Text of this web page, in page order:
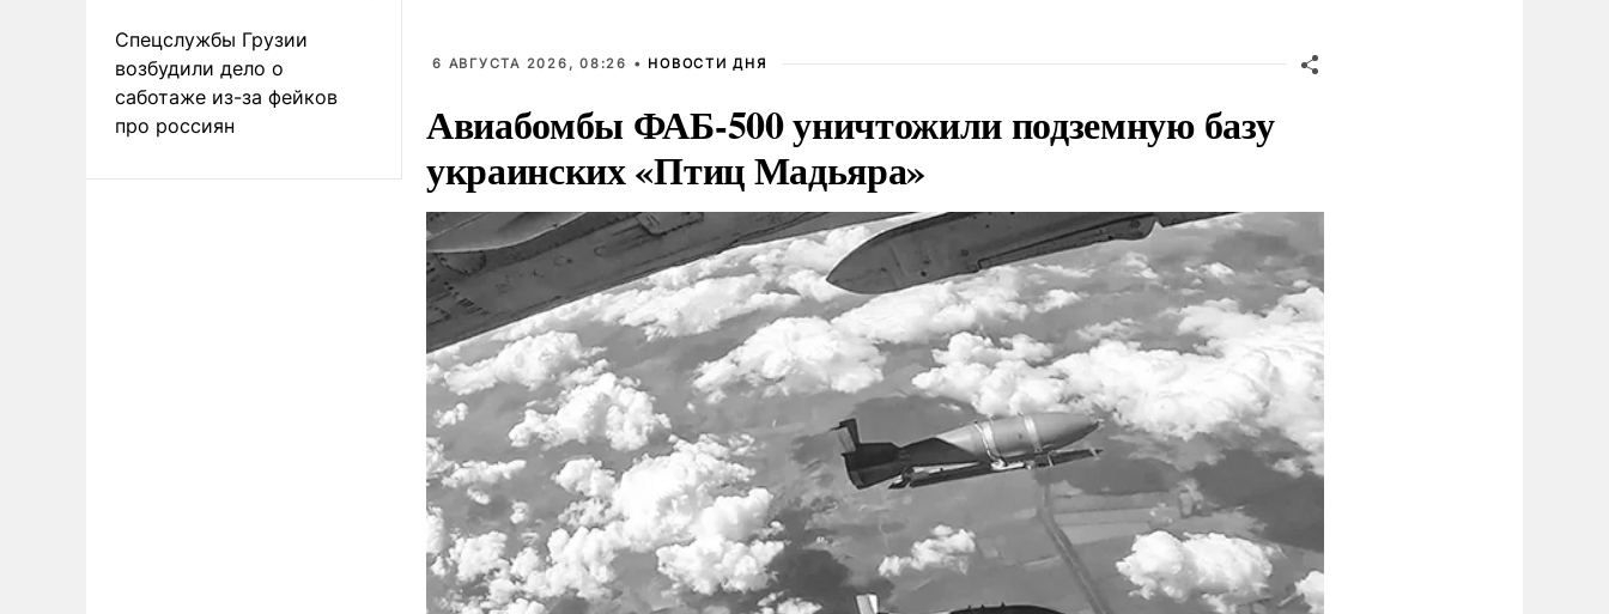
Спецслужбы Грузии
возбудили дело о
саботаже из-за фейков
про россиян
6 АВГУСТА 2026, 08:26 • НОВОСТИ ДНЯ
Авиабомбы ФАБ-500 уничтожили подземную базу
украинских «Птиц Мадьяра»